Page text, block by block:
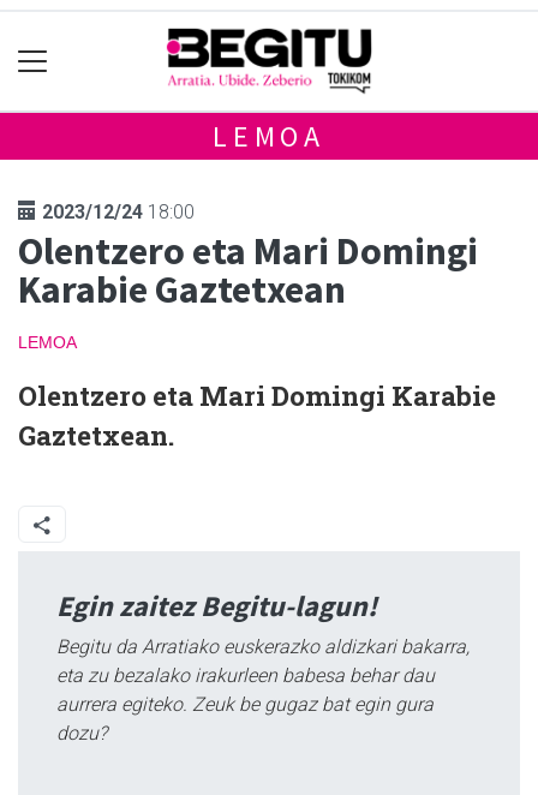
LEMOA
2023/12/24 18:00
Olentzero eta Mari Domingi
Karabie Gaztetxean
LEMOA
Olentzero eta Mari Domingi Karabie
Gaztetxean.
Egin zaitez Begitu-lagun!
Begitu da Arratiako euskerazko aldizkari bakarra,
eta zu bezalako irakurleen babesa behar dau
aurrera egiteko. Zeuk be gugaz bat egin gura
dozu?